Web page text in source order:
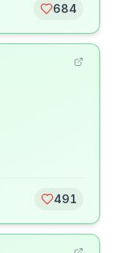
684
491